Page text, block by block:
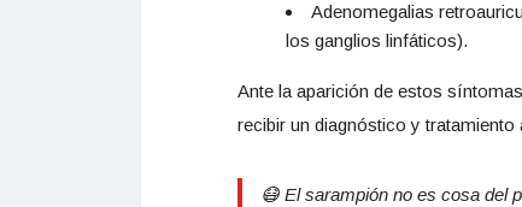
Adenomegalias
los ganglios linfáticos).
Ante la aparición de estos
recibir un diagnóstico y tratamiento
😷 El sarampión no es cosa del